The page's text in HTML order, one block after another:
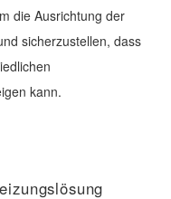
die Ausrichtung der
sicherzustellen, dass
kann.